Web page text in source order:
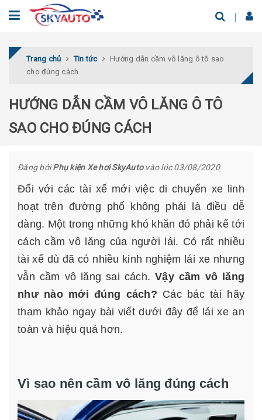
Trang chủ Tin tức
Hướng dẫn cầm vô lăng ô tô sao
cho đúng cách
HƯỚNG DẪN CẦM VÔ LĂNG Ô TÔ
SAO CHO ĐÚNG CÁCH
Đăng bởiPhụ kiện Xe hơi SkyAutovào lúc 03/08/2020
Đối với các tài xế mới việc di chuyển xe linh
hoạt trên đường phố không phải là điều dễ
dàng. Một trong những khó khăn đó phải kể tới
cách cầm vô lăng của người lái. Có rất nhiều
tài xế dù đã có nhiều kinh nghiệm lái xe nhưng
vẫn cầm vô lăng sai cách. Vậy cầm vô lăng
như nào mới đúng cách? Các bác tài hãy
tham khảo ngay bài viết dưới đây để lái xe an
toàn và hiệu quả hơn.
Vì sao nên cầm vô lăng đúng cách